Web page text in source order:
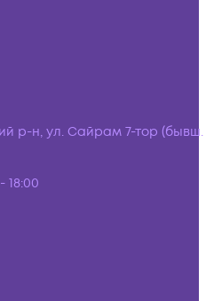
р-н, ул. Сайрам 7-тор (бывш.
18:00